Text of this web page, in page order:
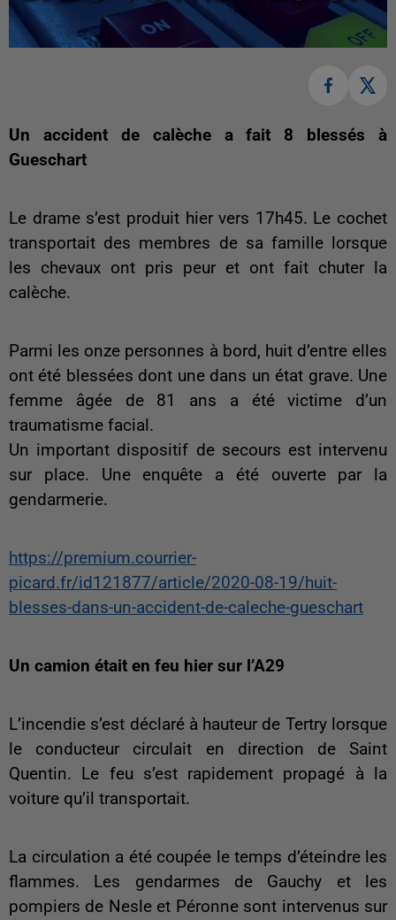
Un accident de calèche a fait 8 blessés à
Gueschart
Le drame s’est produit hier vers 17h45. Le cochet
transportait des membres de sa famille lorsque
les chevaux ont pris peur et ont fait chuter la
calèche.
Parmi les onze personnes à bord, huit d’entre elles
ont été blessées dont une dans un état grave. Une
femme âgée de 81 ans a été victime d’un
traumatisme facial.
Un important dispositif de secours est intervenu
sur place. Une enquête a été ouverte par la
gendarmerie.
https://premium.courrier-
picard.fr/id121877/article/2020-08-19/huit-
blesses-dans-un-accident-de-caleche-gueschart
Un camion était en feu hier sur l’A29
L’incendie s’est déclaré à hauteur de Tertry lorsque
le conducteur circulait en direction de Saint
Quentin. Le feu s’est rapidement propagé à la
voiture qu’il transportait.
La circulation a été coupée le temps d’éteindre les
flammes. Les gendarmes de Gauchy et les
pompiers de Nesle et Péronne sont intervenus sur